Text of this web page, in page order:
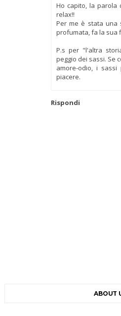
Ho capito, la parola
relax!!
Per me è stata una
profumata, fa la sua
P.s per "l'altra
peggio dei sassi. Se
amore-odio, i
piacere.
Rispondi
ABOUT